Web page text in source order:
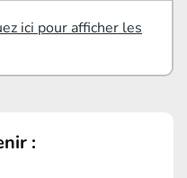
ici pour afficher les
: